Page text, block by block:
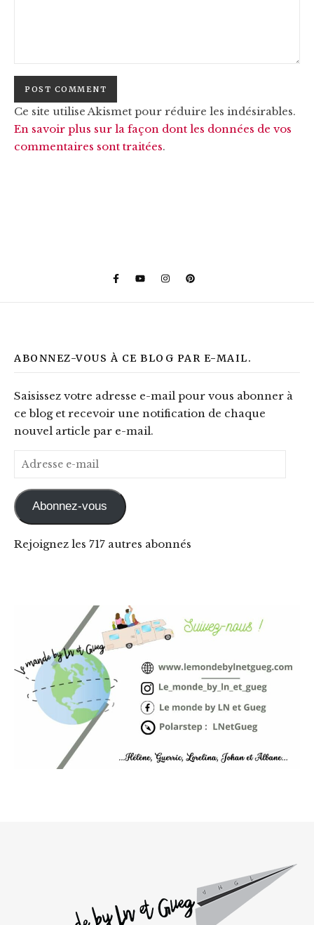
Ce site utilise Akismet pour réduire les indésirables.
En savoir plus sur la façon dont les données de vos
commentaires sont traitées.
ABONNEZ-VOUS À CE BLOG PAR E-MAIL.
Saisissez votre adresse e-mail pour vous abonner à
ce blog et recevoir une notification de chaque
nouvel article par e-mail.
Adresse e-mail
Abonnez-vous
Rejoignez les 717 autres abonnés